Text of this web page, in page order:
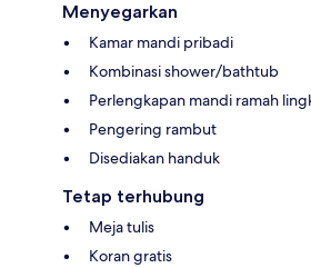
Menyegarkan
Kamar mandi pribadi
Kombinasi shower/bathtub
Perlengkapan mandi ramah
Pengering rambut
Disediakan handuk
Tetap terhubung
Meja tulis
Koran gratis